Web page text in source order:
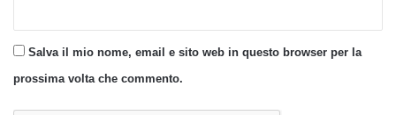
Salva il mio nome, email e sito web in questo browser per la
prossima volta che commento.